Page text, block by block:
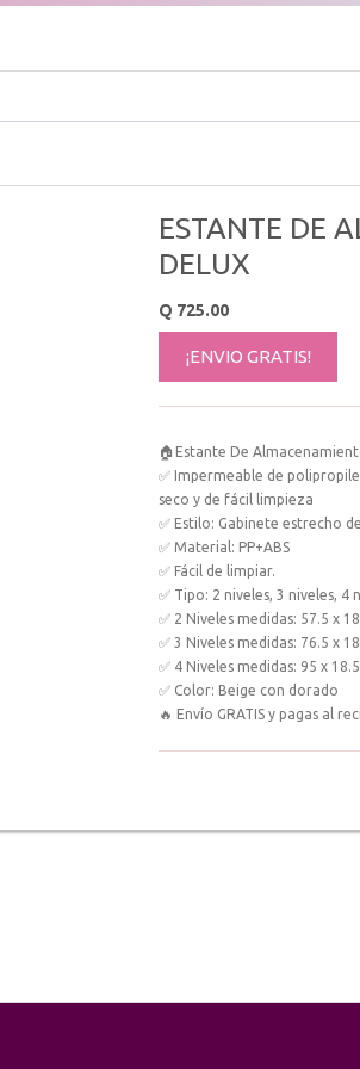
ESTANTE DE
DELUX
Q 725.00
¡ENVIO GRATIS!
🏠Estante De
✅ Impermeable de
seco y de fácil limpieza
✅ Estilo: Gabinete estrecho
✅ Material: PP+ABS
✅ Fácil de limpiar.
✅ Tipo: 2 niveles, 3 niveles, 4
✅ 2 Niveles medidas: 57.5 x
✅ 3 Niveles medidas: 76.5 x
✅ 4 Niveles medidas: 95 x
✅ Color: Beige con dorado
🔥 Envío GRATIS y pagas al